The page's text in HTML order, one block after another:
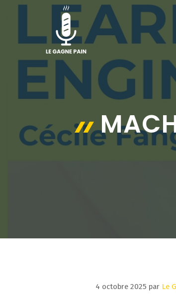
Aller
4 octobre 2025 par Le